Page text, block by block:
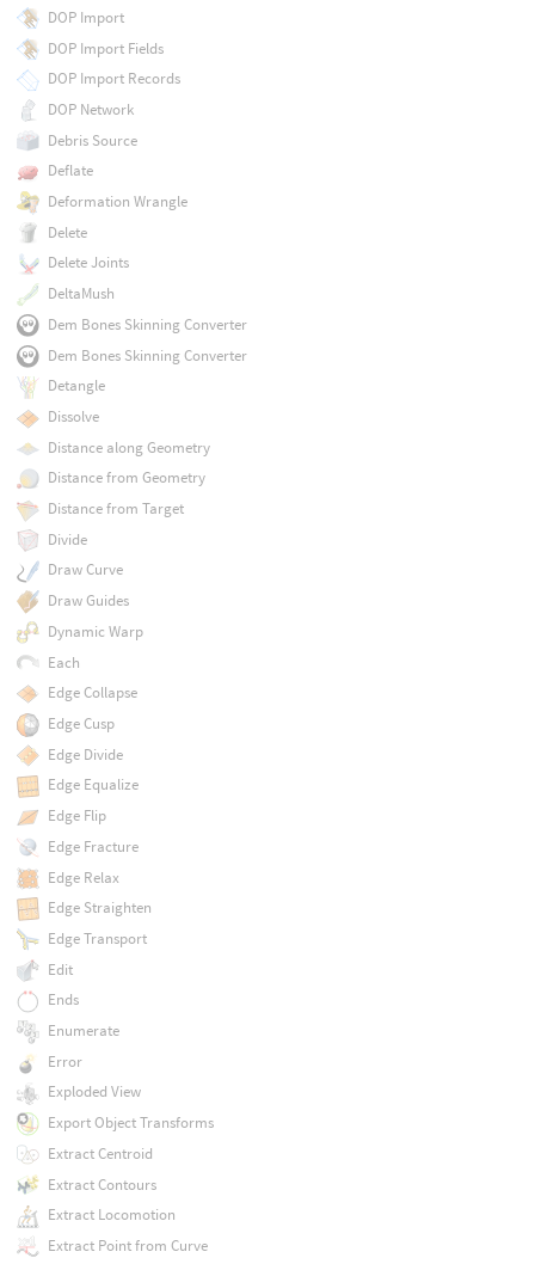
DOP Import
DOP Import Fields
DOP Import Records
DOP Network
Debris Source
Deflate
Deformation Wrangle
Delete
Delete Joints
DeltaMush
Dem Bones Skinning Converter
Dem Bones Skinning Converter
Detangle
Dissolve
Distance along Geometry
Distance from Geometry
Distance from Target
Divide
Draw Curve
Draw Guides
Dynamic Warp
Each
Edge Collapse
Edge Cusp
Edge Divide
Edge Equalize
Edge Flip
Edge Fracture
Edge Relax
Edge Straighten
Edge Transport
Edit
Ends
Enumerate
Error
Exploded View
Export Object Transforms
Extract Centroid
Extract Contours
Extract Locomotion
Extract Point from Curve